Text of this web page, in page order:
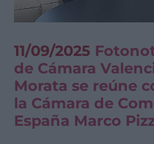
11/09/2025
de Cámara
Morata se reúne
la Cámara de
España Marco